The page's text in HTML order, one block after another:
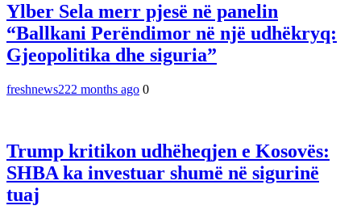
Ylber Sela merr pjesë në panelin
“Ballkani Perëndimor në një udhëkryq:
Gjeopolitika dhe siguria”
freshnews222 months ago 0
Trump kritikon udhëheqjen e Kosovës:
SHBA ka investuar shumë në sigurinë
tuaj